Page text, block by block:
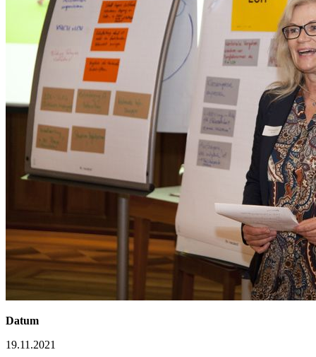
Datum
19.11.2021